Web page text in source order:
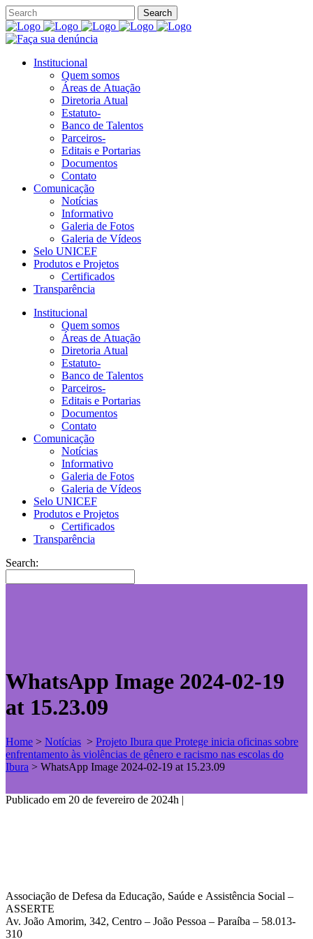
Institucional
Quem somos
Áreas de Atuação
Diretoria Atual
Estatuto-
Banco de Talentos
Parceiros-
Editais e Portarias
Documentos
Contato
Comunicação
Notícias
Informativo
Galeria de Fotos
Galeria de Vídeos
Selo UNICEF
Produtos e Projetos
Certificados
Transparência
Institucional
Quem somos
Áreas de Atuação
Diretoria Atual
Estatuto-
Banco de Talentos
Parceiros-
Editais e Portarias
Documentos
Contato
Comunicação
Notícias
Informativo
Galeria de Fotos
Galeria de Vídeos
Selo UNICEF
Produtos e Projetos
Certificados
Transparência
Search:
WhatsApp Image 2024-02-19
at 15.23.09
Home > Notícias > Projeto Ibura que Protege inicia oficinas sobre
enfrentamento às violências de gênero e racismo nas escolas do
Ibura > WhatsApp Image 2024-02-19 at 15.23.09
Publicado em 20 de fevereiro de 2024h |
Associação de Defesa da Educação, Saúde e Assistência Social –
ASSERTE
Av. João Amorim, 342, Centro – João Pessoa – Paraíba – 58.013-
310